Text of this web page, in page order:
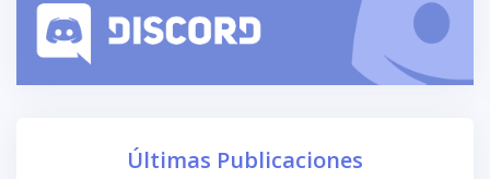
Últimas Publicaciones